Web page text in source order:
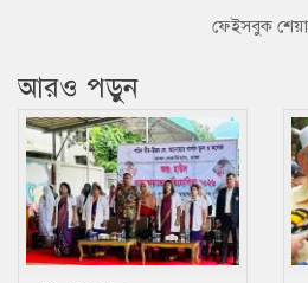
ফেইসবুক
আরও পড়ুন